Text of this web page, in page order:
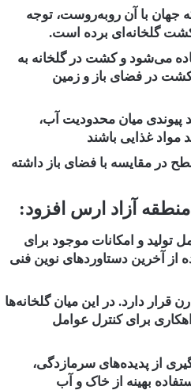
جهان با آن روبه‌روست، توجه
گلخانه‌ای برده است.
می‌شود و کشت در گلخانه به
در فضای باز و زمین
پیوندی میان محدودیت آب،
مواد غذایی باشند
واحد سطح در مقایسه با فضای باز داشته
آزاد ارس افزود:
تولید و امکانات موجود برای
از آخرین دستاورد‌های نوین فنی
دارد. در این میان گلخانه‌ها
برای کنترل عوامل
از پدیده‌های سرمازدگی،
بهینه از خاک و آب